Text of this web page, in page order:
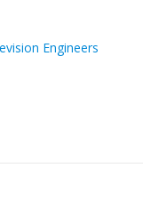
Engineers